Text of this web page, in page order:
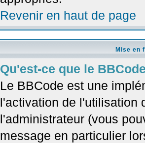
Revenir en haut de page
Mise en
Qu'est-ce que le
Le BBCode est une
l'activation de l'utilisation
l'administrateur (vous
message en particulier